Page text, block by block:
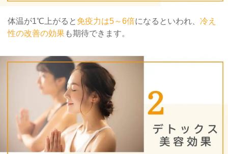
体温が1℃上がると 免疫力は5～6倍になるといわれ、 冷え
性の改善の効果も期待できます。